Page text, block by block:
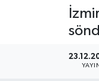
POLİTİKA